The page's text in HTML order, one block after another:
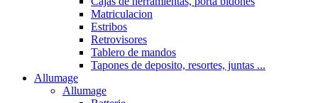
Matriculacion
Estribos
Retrovisores
Tablero de mandos
Tapones de deposito, resortes, juntas ...
Allumage
Allumage